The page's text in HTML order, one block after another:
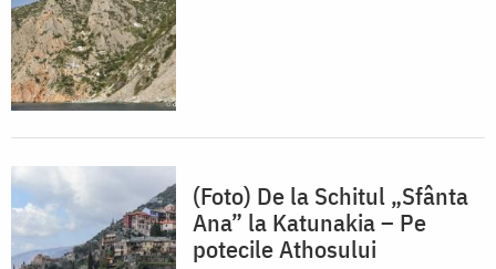
(Foto) De la Schitul „Sfânta
Ana” la Katunakia – Pe
potecile Athosului